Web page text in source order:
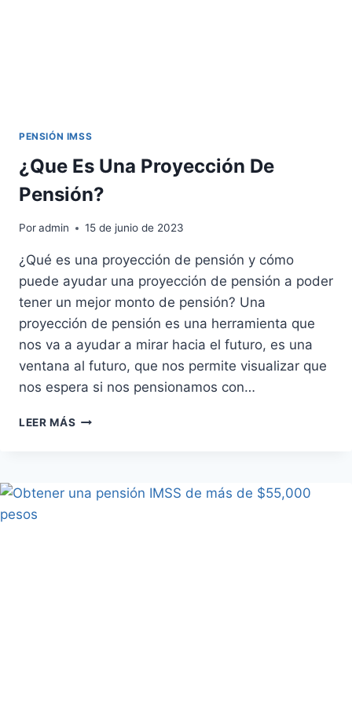
PENSIÓN IMSS
¿Que Es Una Proyección De
Pensión?
Poradmin 15 de junio de 2023
¿Qué es una proyección de pensión y cómo
puede ayudar una proyección de pensión a poder
tener un mejor monto de pensión? Una
proyección de pensión es una herramienta que
nos va a ayudar a mirar hacia el futuro, es una
ventana al futuro, que nos permite visualizar que
nos espera si nos pensionamos con…
LEER MÁS ¿QUE
PENSIÓN?